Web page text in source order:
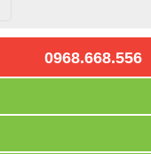
0968.668.556